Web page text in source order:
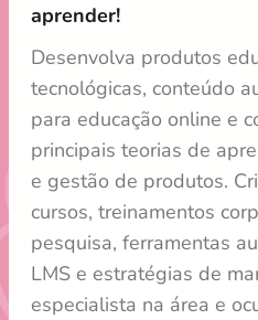
aprender!
Desenvolva produtos
tecnológicas, conteúdo
para educação online e
principais teorias de
e gestão de produtos.
cursos, treinamentos
pesquisa, ferramentas
LMS e estratégias de
especialista na área e